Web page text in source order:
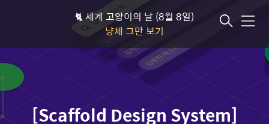
🐈 세계 고양이의 날 (8월 8일)
냥체 그만 보기
메뉴
[Scaffold Design System]